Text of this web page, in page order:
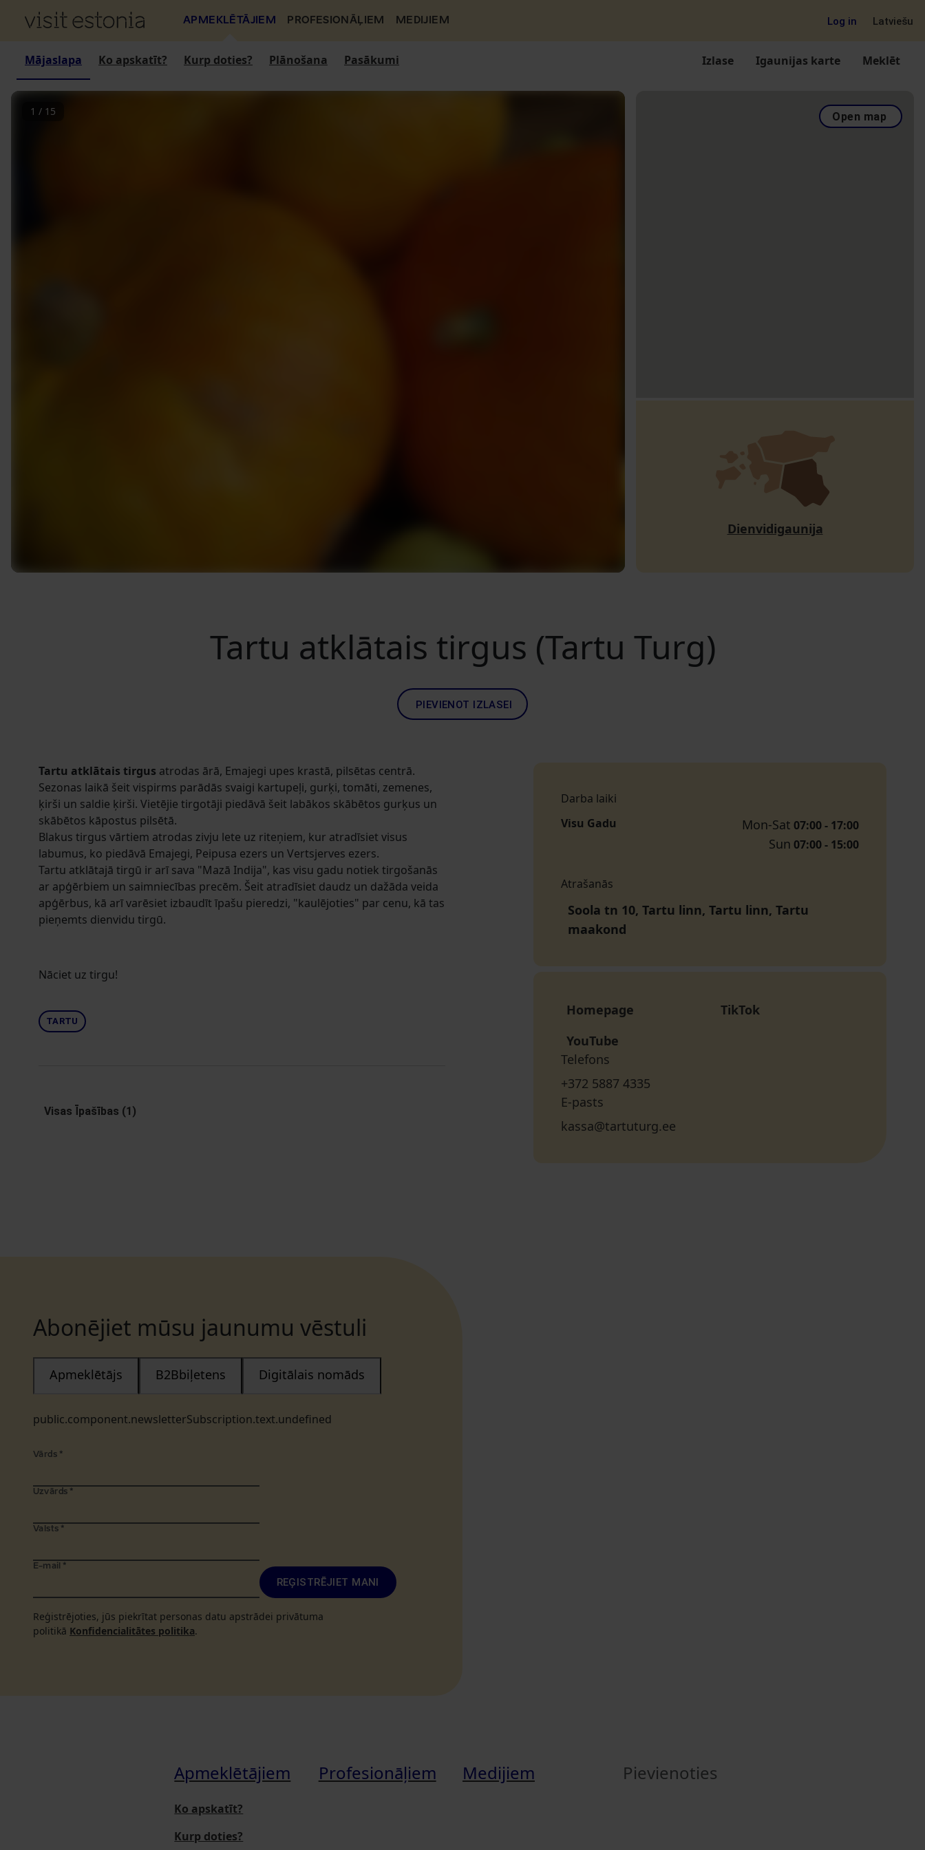
APMEKLĒTĀJIEM PROFESIONĀĻIEM MEDIJIEM Log in Latviešu
Mājaslapa Ko apskatīt? Kurp doties? Plānošana Pasākumi Izlase Igaunijas karte Meklēt
1 / 15 Open map
Dienvidigaunija
Tartu atklātais tirgus (Tartu Turg)
PIEVIENOT IZLASEI
Tartu atklātais tirgus atrodas ārā, Emajegi upes krastā, pilsētas centrā.
Sezonas laikā šeit vispirms parādās svaigi kartupeļi, gurķi, tomāti, zemenes,
ķirši un saldie ķirši. Vietējie tirgotāji piedāvā šeit labākos skābētos gurķus un
skābētos kāpostus pilsētā.
Blakus tirgus vārtiem atrodas zivju lete uz riteņiem, kur atradīsiet visus
labumus, ko piedāvā Emajegi, Peipusa ezers un Vertsjerves ezers.
Tartu atklātajā tirgū ir arī sava "Mazā Indija", kas visu gadu notiek tirgošanās
ar apģērbiem un saimniecības precēm. Šeit atradīsiet daudz un dažāda veida
apģērbus, kā arī varēsiet izbaudīt īpašu pieredzi, "kaulējoties" par cenu, kā tas
pieņemts dienvidu tirgū.
Nāciet uz tirgu!
TARTU
Visas Īpašības (1)
Darba laiki
Visu Gadu
Mon-Sat 07:00 - 17:00
Sun 07:00 - 15:00
Atrašanās
Soola tn 10, Tartu linn, Tartu linn, Tartu
maakond
Homepage
TikTok
YouTube
Telefons
+372 5887 4335
E-pasts
kassa@tartuturg.ee
Abonējiet mūsu jaunumu vēstuli
public.component.newsletterSubscription.text.undefined
Apmeklētājs B2Bbiļetens Digitālais nomāds
Vārds *
Uzvārds *
Valsts *
E-mail *
REĢISTRĒJIET MANI
Reģistrējoties, jūs piekrītat personas datu apstrādei privātuma
politikā Konfidencialitātes politika.
Apmeklētājiem
Ko apskatīt?
Kurp doties?
Profesionāļiem Medijiem Pievienoties